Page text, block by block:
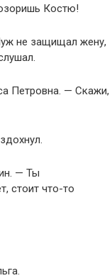
Костю!
не защищал жену,
Петровна. — Скажи,
— Ты
стоит что-то